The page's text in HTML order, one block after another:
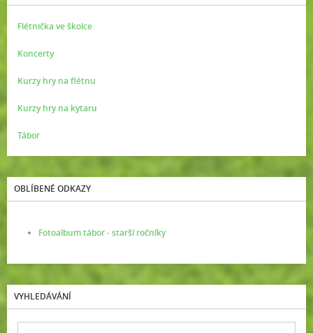
Flétnička ve školce
Koncerty
Kurzy hry na flétnu
Kurzy hry na kytaru
Tábor
OBLÍBENÉ ODKAZY
Fotoalbum tábor - starší ročníky
VYHLEDÁVÁNÍ